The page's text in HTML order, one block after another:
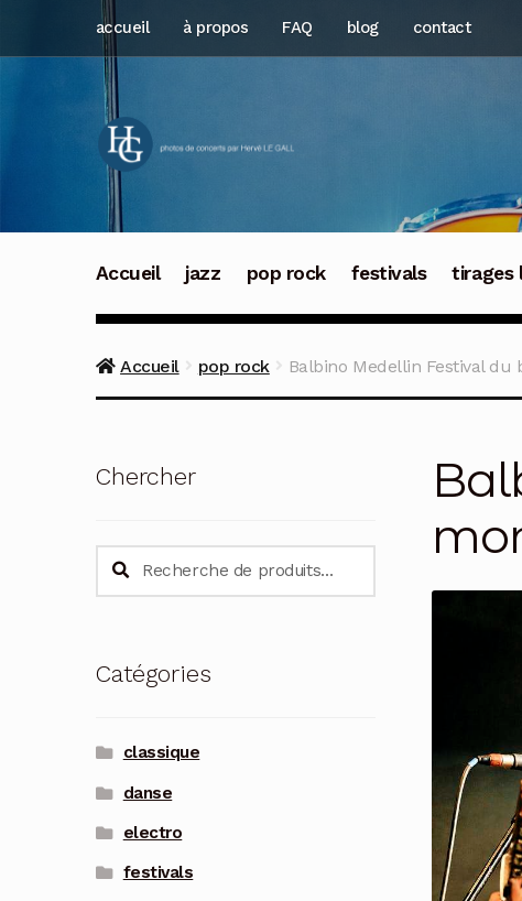
Aller
la
navigation
Aller
au
contenu
accueil à propos FAQ blog contact
Accueil jazz pop rock festivals tirages
Accueil pop rock Balbino Medellin Festival
Chercher
Recherche
pour :
Recherche
Catégories
classique
danse
electro
festivals